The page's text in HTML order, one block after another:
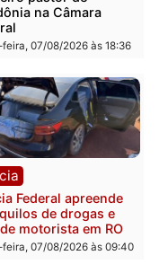
2026: Pastor
pode ser o
pastor de
na Câmara
feira, 07/08/2026 às